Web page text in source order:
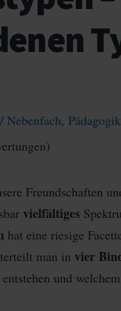
/ Nebenfach, Pädagogik
Freundschaften
vielfältiges
hat eine riesige
man in vier
und